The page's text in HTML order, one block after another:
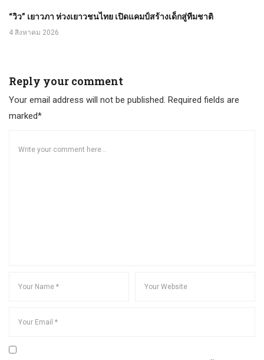
“วิว” เยาวภา ห่วงเยาวชนไทย เปิดแคมป์สร้างเด็กสู่ทีมชาติ
4 สิงหาคม 2026
Reply your comment
Your email address will not be published. Required fields are
marked*